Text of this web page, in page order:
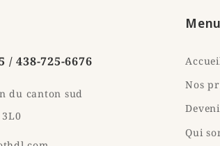
/ 438-725-6676
du canton sud
3L0
Menu
Nos
Qui